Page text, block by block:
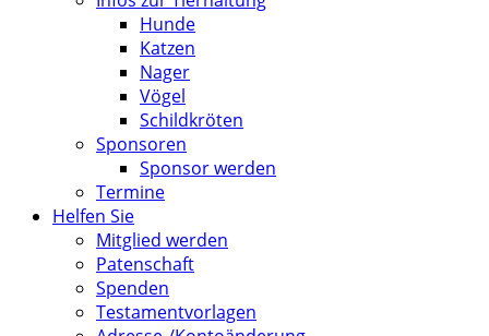
Hunde
Katzen
Nager
Vögel
Schildkröten
Sponsoren
Sponsor werden
Termine
Helfen Sie
Mitglied werden
Patenschaft
Spenden
Testamentvorlagen